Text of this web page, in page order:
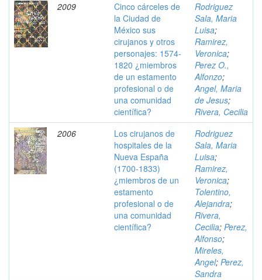
2009
Cinco cárceles de
la Ciudad de
México sus
cirujanos y otros
personajes: 1574-
1820 ¿miembros
de un estamento
profesional o de
una comunidad
científica?
Rodriguez
Sala, Maria
Luisa;
Ramirez,
Veronica;
Perez O.,
Alfonzo;
Angel, Maria
de Jesus;
Rivera, Cecilia
2006
Los cirujanos de
hospitales de la
Nueva España
(1700-1833)
¿miembros de un
estamento
profesional o de
una comunidad
científica?
Rodriguez
Sala, Maria
Luisa;
Ramirez,
Veronica;
Tolentino,
Alejandra;
Rivera,
Cecilia; Perez,
Alfonso;
Mireles,
Angel; Perez,
Sandra